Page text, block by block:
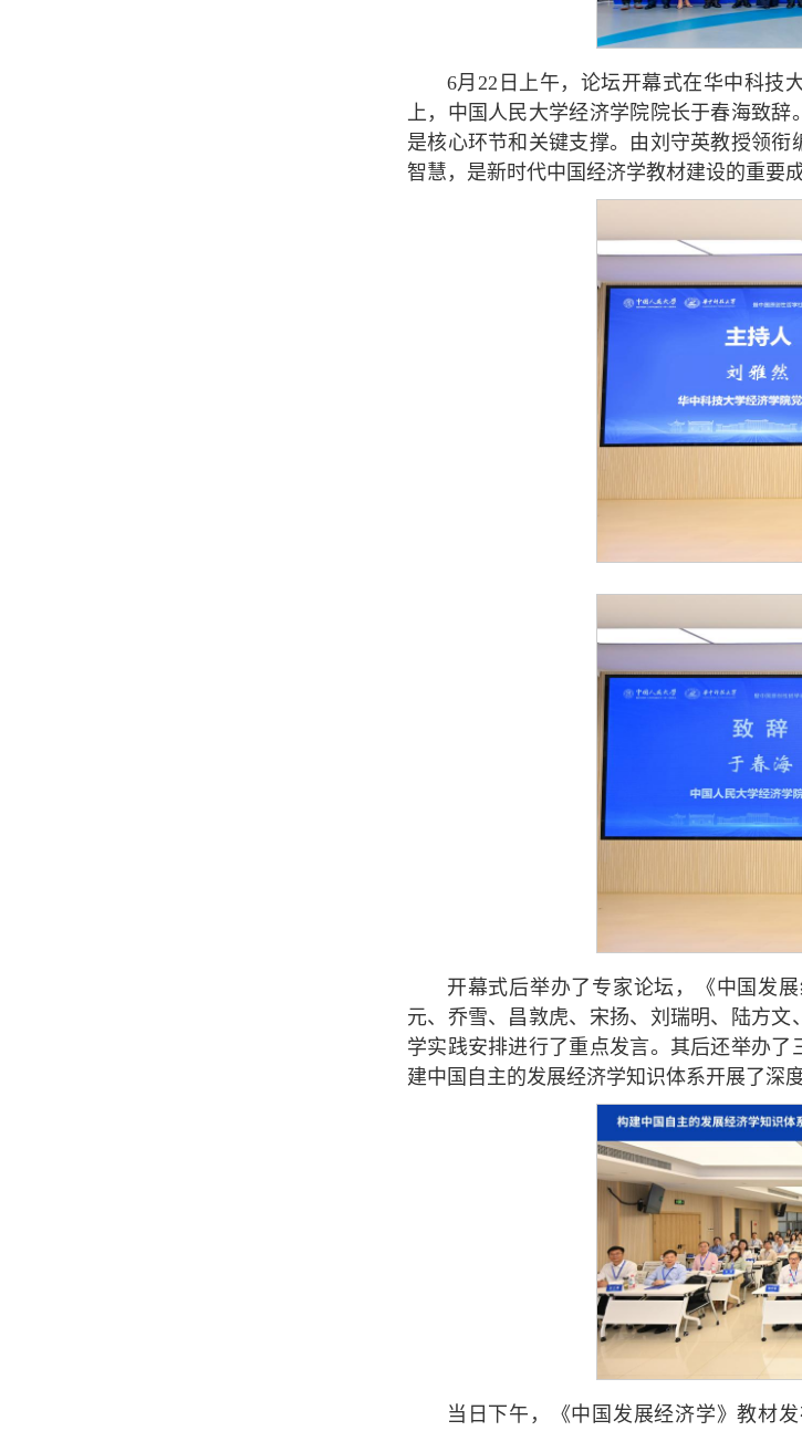
6月22日上午，论坛开幕式在华中科技
上，中国人民大学经济学院院长于春海致
是核心环节和关键支撑。由刘守英教授领
智慧，是新时代中国经济学教材建设的重要
开幕式后举办了专家论坛，《中国发
元、乔雪、昌敦虎、宋扬、刘瑞明、陆方
学实践安排进行了重点发言。其后还举办
建中国自主的发展经济学知识体系开展了深度
当日下午，《中国发展经济学》教材